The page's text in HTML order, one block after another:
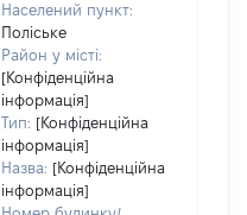
Населений пункт:
Поліське
Район у місті:
[Конфіденційна
інформація]
Тип: [Конфіденційна
інформація]
Назва: [Конфіденційна
інформація]